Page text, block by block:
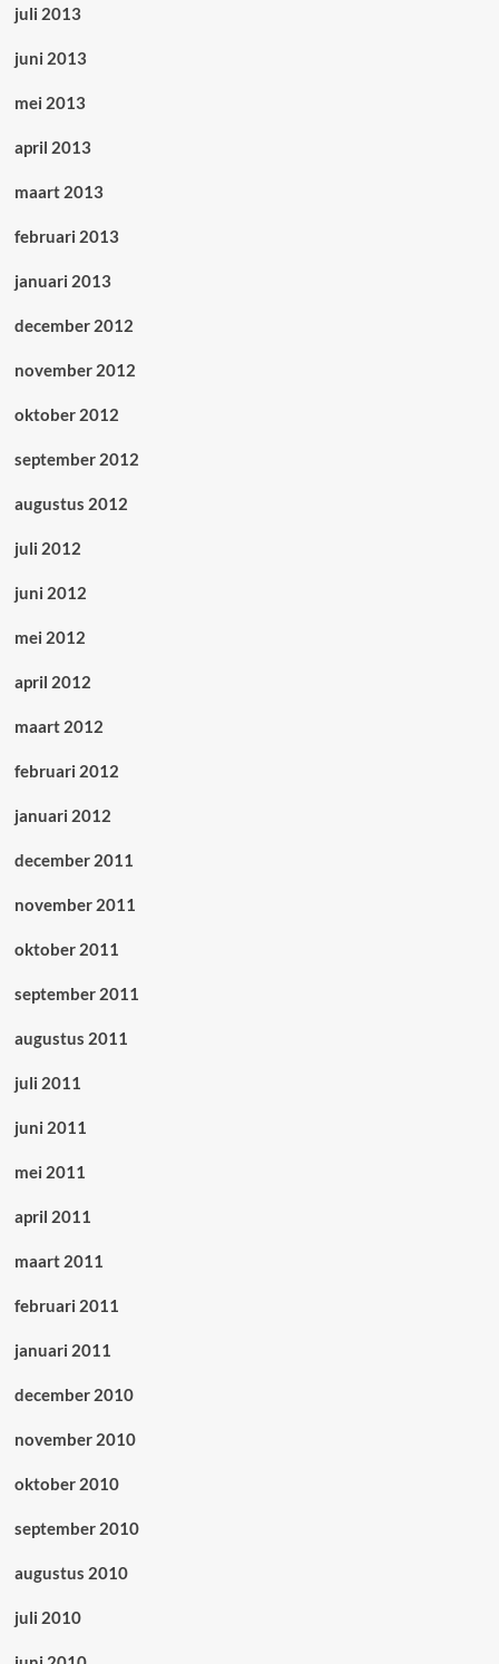
juli 2013
juni 2013
mei 2013
april 2013
maart 2013
februari 2013
januari 2013
december 2012
november 2012
oktober 2012
september 2012
augustus 2012
juli 2012
juni 2012
mei 2012
april 2012
maart 2012
februari 2012
januari 2012
december 2011
november 2011
oktober 2011
september 2011
augustus 2011
juli 2011
juni 2011
mei 2011
april 2011
maart 2011
februari 2011
januari 2011
december 2010
november 2010
oktober 2010
september 2010
augustus 2010
juli 2010